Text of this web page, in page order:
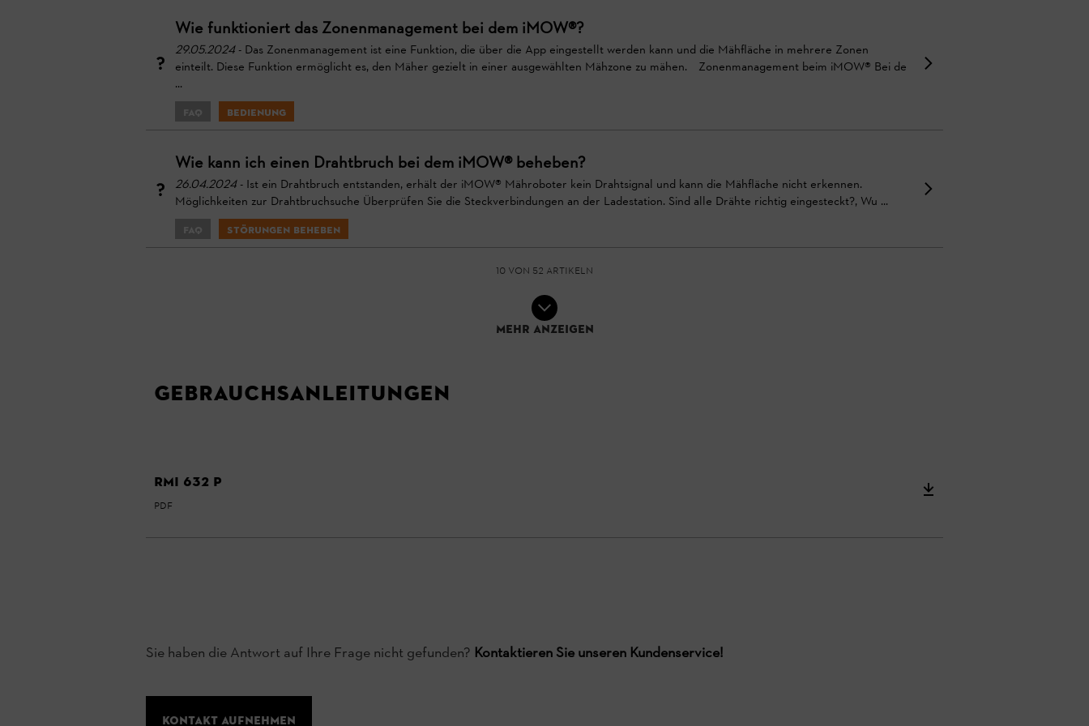
Wie funktioniert das Zonenmanagement bei dem iMOW®?
29.05.2024- Das Zonenmanagement ist eine Funktion, die über die App eingestellt werden kann und die Mähfläche in mehrere Zonen
einteilt. Diese Funktion ermöglicht es, den Mäher gezielt in einer ausgewählten Mähzone zu mähen. Zonenmanagement beim iMOW® Bei de
...
FAQ Bedienung
Wie kann ich einen Drahtbruch bei dem iMOW® beheben?
26.04.2024- Ist ein Drahtbruch entstanden, erhält der iMOW® Mähroboter kein Drahtsignal und kann die Mähfläche nicht erkennen.
Möglichkeiten zur Drahtbruchsuche Überprüfen Sie die Steckverbindungen an der Ladestation. Sind alle Drähte richtig eingesteckt?, Wu ...
FAQ Störungen beheben
10 von 52 Artikeln
Mehr anzeigen
Gebrauchsanleitungen
RMI 632 P
PDF
Sie haben die Antwort auf Ihre Frage nicht gefunden? Kontaktieren Sie unseren Kundenservice!
Kontakt aufnehmen